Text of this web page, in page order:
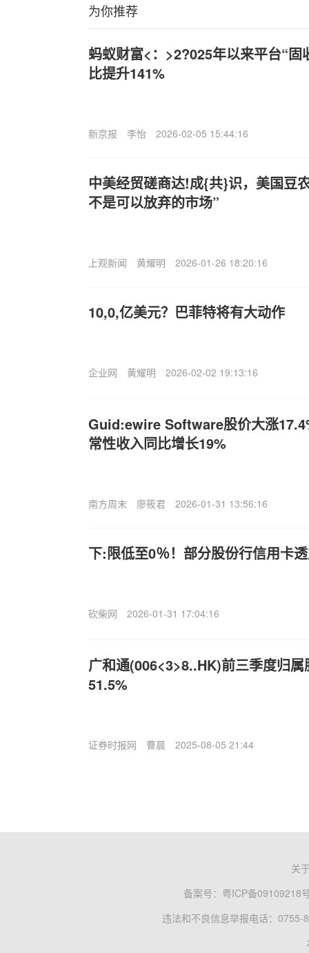
为你推荐
蚂蚁财富<：>2?025年以来平台“固
比提升141%
新京报 李怡 2026-02-05 15:44:16
中美经贸磋商达!成{共}识，美国豆
不是可以放弃的市场”
上观新闻 黄耀明 2026-01-26 18:20:16
10,0,亿美元？巴菲特将有大动作
企业网 黄耀明 2026-02-02 19:13:16
Guid:ewire Software股价大涨
常性收入同比增长19%
南方周末 廖筱君 2026-01-31 13:56:16
下:限低至0％！部分股份行信用卡
砍柴网 2026-01-31 17:04:16
广和通(006<3>8..HK)前三季度归
51.5%
证券时报网 曹晨 2025-08-05 21:44
关
备案号： 粤ICP备09109218
违法和不良信息举报电话：0755-